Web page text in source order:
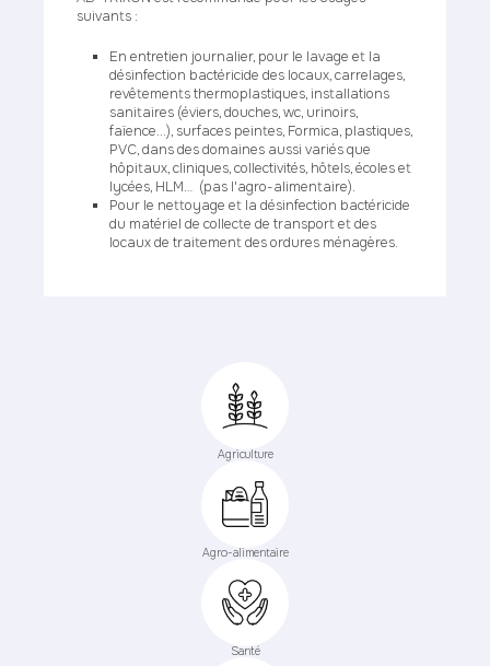
suivants :
En entretien journalier, pour le lavage et la
désinfection bactéricide des locaux, carrelages,
revêtements thermoplastiques, installations
sanitaires (éviers, douches, wc, urinoirs,
faïence...), surfaces peintes, Formica, plastiques,
PVC, dans des domaines aussi variés que
hôpitaux, cliniques, collectivités, hôtels, écoles et
lycées, HLM… (pas l'agro-alimentaire).
Pour le nettoyage et la désinfection bactéricide
du matériel de collecte de transport et des
locaux de traitement des ordures ménagères.
Agriculture
Agro-alimentaire
Santé